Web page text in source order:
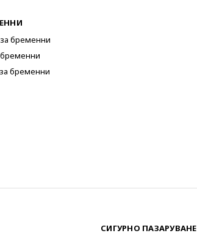
бременни
бременни
СИГУРНО ПАЗАРУВАНЕ